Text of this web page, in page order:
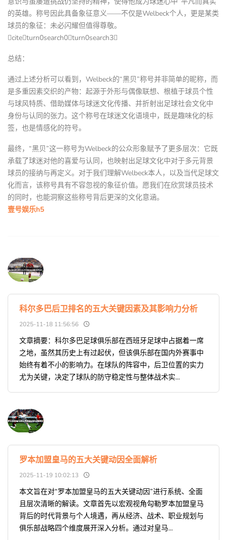
的英雄。称号因此具备象征意义——不仅是Welbeck个人，更是某类
球员的象征：未必闪耀但值得尊敬。
citeturn0search0turn0search3
总结：
通过上述分析可以看到，Welbeck的“黑贝”称号并非简单的昵称，而
是多重因素交织的产物：起源于外形与偶像联想、根植于球员个性
与球风特质、借助媒体与球迷文化传播、并折射出足球社会文化中
身份与认同的张力。这个称号在球迷文化语境中，既是趣味化的标
签，也是情感化的符号。
最终，“黑贝”这一称号为Welbeck的公众形象赋予了更多层次：它既
承载了球迷对他的喜爱与认同，也映射出足球文化中对于多元背景
球员的接纳与再定义。对于我们理解Welbeck本人，以及当代足球文
化而言，该称号具有不容忽视的象征价值。愿我们在欣赏球员技术
的同时，也能洞察这些称号背后更深的文化意涵。
壹号娱乐h5
科尔多巴后卫排名的五大关键因素及其影响力分析
2025-11-18 11:56:56
文章摘要：科尔多巴足球俱乐部在西班牙足球中占据着一席
之地，虽然其历史上有过起伏，但该俱乐部在国内外赛事中
始终有着不小的影响力。在球队的阵容中，后卫位置的实力
尤为关键，决定了球队的防守稳定性与整体战术实...
罗本加盟皇马的五大关键动因全面解析
2025-11-19 10:02:13
本文旨在对“罗本加盟皇马的五大关键动因”进行系统、全面
且层次清晰的解读。文章首先以宏观视角勾勒罗本加盟皇马
背后的时代背景与个人境遇，再从经济、战术、职业规划与
俱乐部战略四个维度展开深入分析。通过对皇马...